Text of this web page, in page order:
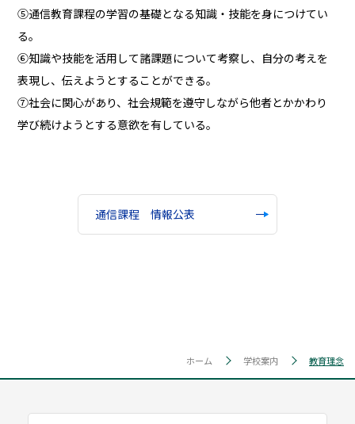
⑤通信教育課程の学習の基礎となる知識・技能を身につけてい
る。
⑥知識や技能を活用して諸課題について考察し、自分の考えを
表現し、伝えようとすることができる。
⑦社会に関心があり、社会規範を遵守しながら他者とかかわり
学び続けようとする意欲を有している。
通信課程 情報公表
ホーム 学校案内 教育理念